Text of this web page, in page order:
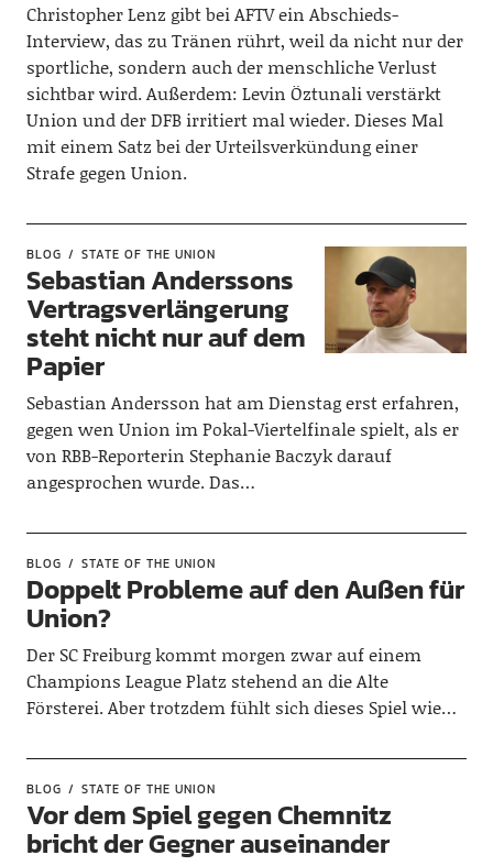
Christopher Lenz gibt bei AFTV ein Abschieds-
Interview, das zu Tränen rührt, weil da nicht nur der
sportliche, sondern auch der menschliche Verlust
sichtbar wird. Außerdem: Levin Öztunali verstärkt
Union und der DFB irritiert mal wieder. Dieses Mal
mit einem Satz bei der Urteilsverkündung einer
Strafe gegen Union.
BLOG STATE OF THE UNION
Sebastian Anderssons
Vertragsverlängerung
steht nicht nur auf dem
Papier
Sebastian Andersson hat am Dienstag erst erfahren,
gegen wen Union im Pokal-Viertelfinale spielt, als er
von RBB-Reporterin Stephanie Baczyk darauf
angesprochen wurde. Das…
BLOG STATE OF THE UNION
Doppelt Probleme auf den Außen für
Union?
Der SC Freiburg kommt morgen zwar auf einem
Champions League Platz stehend an die Alte
Försterei. Aber trotzdem fühlt sich dieses Spiel wie…
BLOG STATE OF THE UNION
Vor dem Spiel gegen Chemnitz
bricht der Gegner auseinander